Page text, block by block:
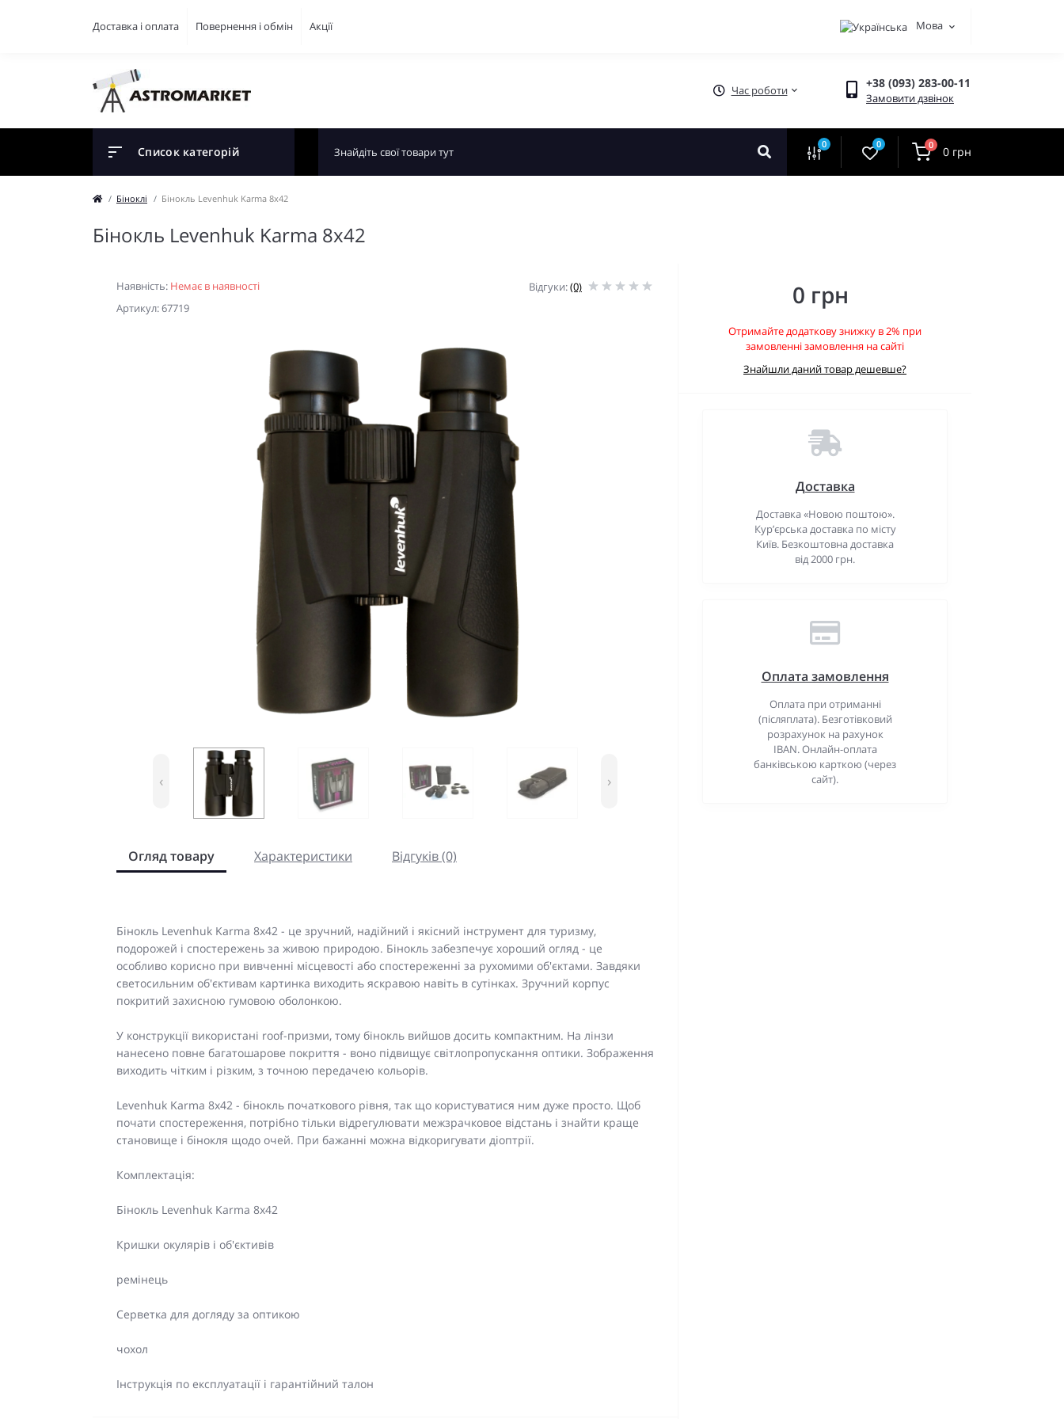
Доставка і оплата Повернення і обмін Акції Мова
Час роботи +38 (093) 283-00-11
Замовити дзвінок
Список категорій 0 0 0 0 грн
Біноклі Бінокль Levenhuk Karma 8x42
Бінокль Levenhuk Karma 8x42
Наявність: Немає в наявності
Артикул: 67719
Відгуки:(0)
‹ ›
Огляд товару Характеристики Відгуків (0)
Бінокль Levenhuk Karma 8x42 - це зручний, надійний і якісний інструмент для туризму,
подорожей і спостережень за живою природою. Бінокль забезпечує хороший огляд - це
особливо корисно при вивченні місцевості або спостереженні за рухомими об'єктами. Завдяки
светосильним об'єктивам картинка виходить яскравою навіть в сутінках. Зручний корпус
покритий захисною гумовою оболонкою.
У конструкції використані roof-призми, тому бінокль вийшов досить компактним. На лінзи
нанесено повне багатошарове покриття - воно підвищує світлопропускання оптики. Зображення
виходить чітким і різким, з точною передачею кольорів.
Levenhuk Karma 8x42 - бінокль початкового рівня, так що користуватися ним дуже просто. Щоб
почати спостереження, потрібно тільки відрегулювати межзрачковое відстань і знайти краще
становище і бінокля щодо очей. При бажанні можна відкоригувати діоптрії.
Комплектація:
Бінокль Levenhuk Karma 8x42
Кришки окулярів і об'єктивів
ремінець
Серветка для догляду за оптикою
чохол
Інструкція по експлуатації і гарантійний талон
0 грн
Отримайте додаткову знижку в 2% при
замовленні замовлення на сайті
Знайшли даний товар дешевше?
Доставка
Доставка «Новою поштою».
Кур’єрська доставка по місту
Київ. Безкоштовна доставка
від 2000 грн.
Оплата замовлення
Оплата при отриманні
(післяплата). Безготівковий
розрахунок на рахунок
IBAN. Онлайн-оплата
банківською карткою (через
сайт).